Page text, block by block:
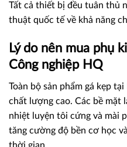
Tất cả thiết bị đều tuân thủ
thuật quốc tế về khả năng
Lý do nên mua phụ
Công nghiệp HQ
Toàn bộ sản phẩm gá kẹp
chất lượng cao. Các bề mặt
nhiệt luyện tôi cứng và mài
tăng cường độ bền cơ học